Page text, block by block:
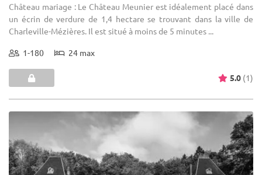
Château mariage : Le Château Meunier est idéalement placé dans
un écrin de verdure de 1,4 hectare se trouvant dans la ville de
Charleville-Mézières. Il est situé à moins de 5 minutes ...
1-180 24 max
5.0 (1)